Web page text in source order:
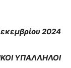
2024
ΥΠΑΛΛΗΛΟΙ